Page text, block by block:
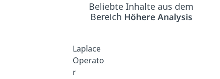
Beliebte Inhalte aus dem
Bereich Höhere Analysis
Laplace
Operato
r